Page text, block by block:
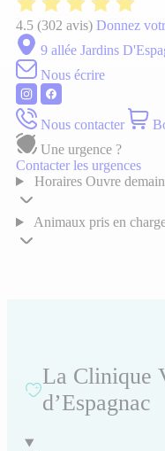
4.5 (302 avis) Donnez
9 allée Jardins
Nous écrire
Nous contacter
Une urgence ?
Contacter les urgences
Horaires Ouvre
Animaux pris en
La Clinique
d’Espagnac